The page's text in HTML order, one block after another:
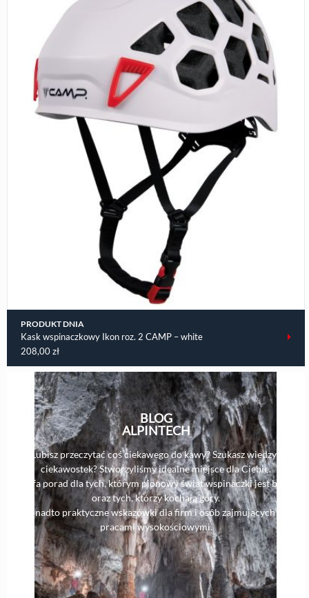
PRODUKT DNIA
Kask wspinaczkowy Ikon roz. 2 CAMP – white
208,00zł
BLOG
ALPINTECH
Lubisz przeczytać coś ciekawego do kawy? Szukasz wiedzy i
ciekawostek? Stworzyliśmy idealne miejsce dla Ciebie.
Strefa porad dla tych, którym pionowy świat wspinaczki jest bliski,
oraz tych, którzy kochają góry.
Ponadto praktyczne wskazówki dla firm i osób zajmujących się
pracami wysokościowymi.